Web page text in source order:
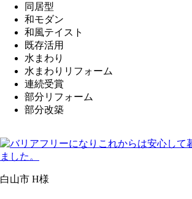
同居型
和モダン
和風テイスト
既存活用
水まわり
水まわりリフォーム
連続受賞
部分リフォーム
部分改築
白山市 H様